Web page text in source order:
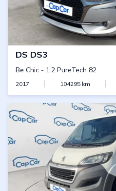
DS DS3
Be Chic - 1.2 PureTech 82
2017 104295 km